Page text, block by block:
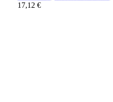
17,12 €